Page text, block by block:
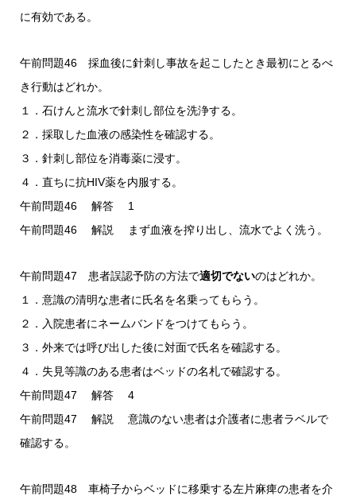
に有効である。
午前問題46 採血後に針刺し事故を起こしたとき最初にとるべ
き行動はどれか。
１．石けんと流水で針刺し部位を洗浄する。
２．採取した血液の感染性を確認する。
３．針刺し部位を消毒薬に浸す。
４．直ちに抗HIV薬を内服する。
午前問題46 解答 1
午前問題46 解説 まず血液を搾り出し、流水でよく洗う。
午前問題47 患者誤認予防の方法で適切でないのはどれか。
１．意識の清明な患者に氏名を名乗ってもらう。
２．入院患者にネームバンドをつけてもらう。
３．外来では呼び出した後に対面で氏名を確認する。
４．失見等識のある患者はベッドの名札で確認する。
午前問題47 解答 4
午前問題47 解説 意識のない患者は介護者に患者ラベルで
確認する。
午前問題48 車椅子からベッドに移乗する左片麻痺の患者を介